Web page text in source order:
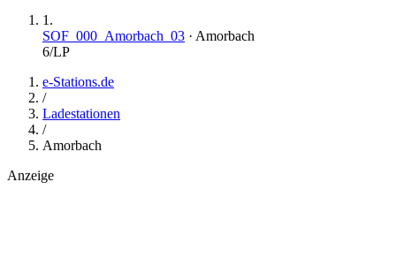
1 .
SOF_000_Amorbach_03 · Amorbach
6/LP
e-Stations.de
/
Ladestationen
/
Amorbach
Anzeige